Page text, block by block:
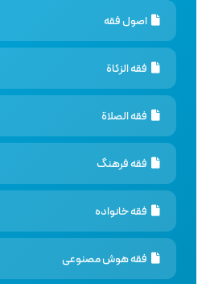
اصول فقه
فقه الزكاة
فقه الصلاة
فقه فرهنگ
فقه خانواده
فقه هوش مصنوعى